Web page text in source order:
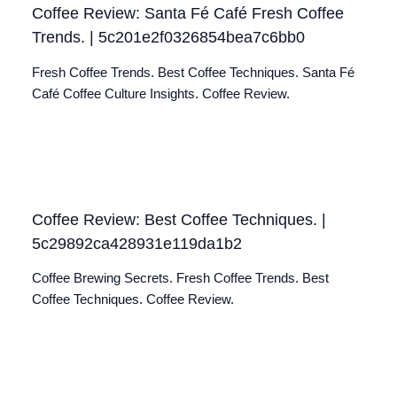
Coffee Review: Santa Fé Café Fresh Coffee
Trends. | 5c201e2f0326854bea7c6bb0
Fresh Coffee Trends. Best Coffee Techniques. Santa Fé
Café Coffee Culture Insights. Coffee Review.
Coffee Review: Best Coffee Techniques. |
5c29892ca428931e119da1b2
Coffee Brewing Secrets. Fresh Coffee Trends. Best
Coffee Techniques. Coffee Review.